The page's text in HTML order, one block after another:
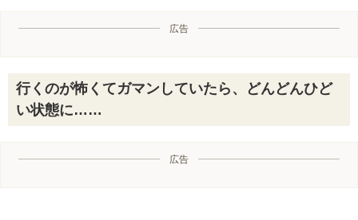
広告
行くのが怖くてガマンしていたら、どんどんひど
い状態に……
広告